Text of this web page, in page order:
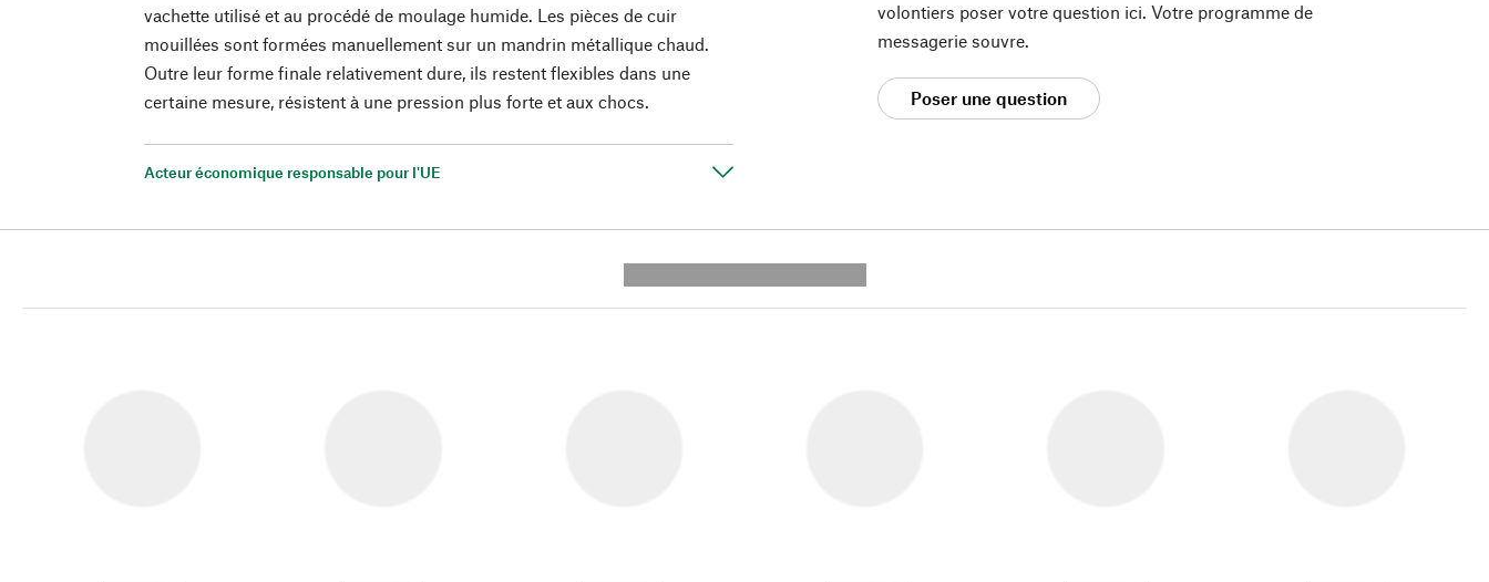
vachette utilisé et au procédé de moulage humide. Les pièces de cuir
mouillées sont formées manuellement sur un mandrin métallique chaud.
Outre leur forme finale relativement dure, ils restent flexibles dans une
certaine mesure, résistent à une pression plus forte et aux chocs.
Acteur économique responsable pour l'UE
volontiers poser votre question ici. Votre programme de
messagerie souvre.
Poser une question